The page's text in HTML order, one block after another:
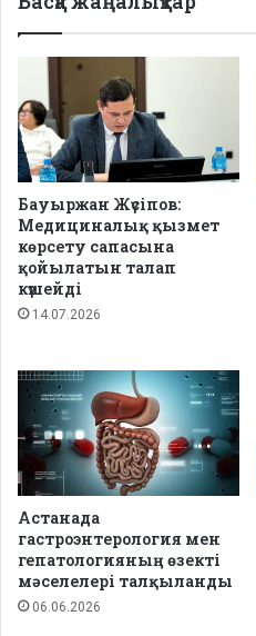
Бауыржан Жүсіпов:
Медициналық қызмет
көрсету сапасына
қойылатын талап
күшейді
14.07.2026
Астанада
гастроэнтерология мен
гепатологияның өзекті
мәселелері талқыланды
06.06.2026